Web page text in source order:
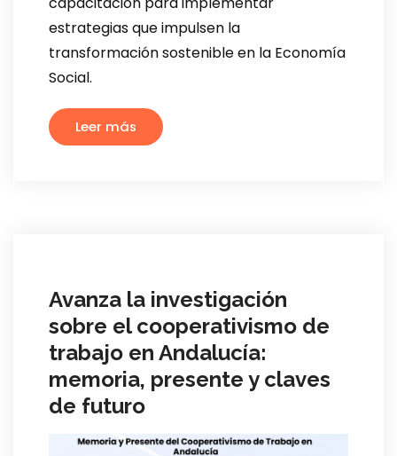
estrategias que impulsen la
transformación sostenible en la Economía
Social.
Leer más
Avanza la investigación
sobre el cooperativismo de
trabajo en Andalucía:
memoria, presente y claves
de futuro